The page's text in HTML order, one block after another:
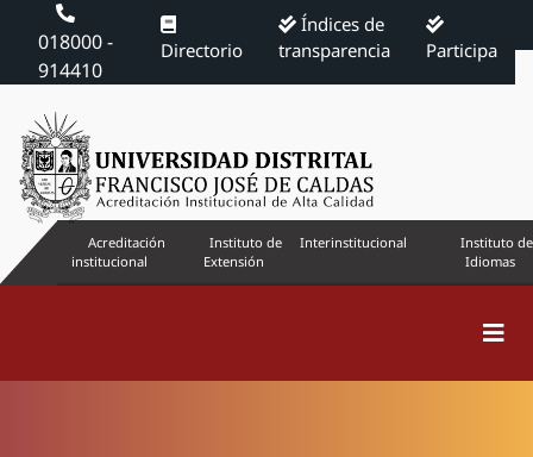
018000 -
914410
Directorio
Índices de
transparencia
Participa
Acreditación
institucional
Instituto de
Extensión
Interinstitucional
Instituto de
Idiomas